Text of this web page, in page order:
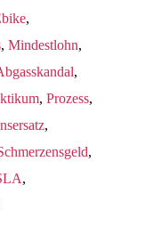
,
, Mindestlohn,
,
, Prozess,
,
,
,